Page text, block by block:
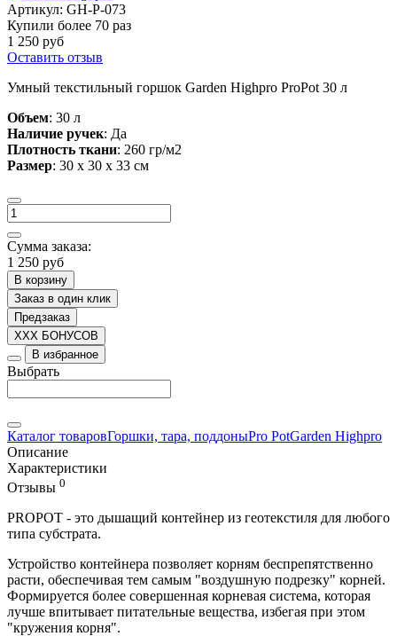
Артикул: GH-P-073
Купили более 70 раз
1 250 руб
Оставить отзыв
Умный текстильный горшок Garden Highpro ProPot 30 л
Объем: 30 л
Наличие ручек: Да
Плотность ткани: 260 гр/м2
Размер: 30 x 30 x 33 см
Сумма заказа:
1 250 руб
В корзину
Заказ в один клик
Предзаказ
XXX БОНУСОВ
В избранное
Выбрать
Каталог товаровГоршки, тара, поддоныPro PotGarden Highpro
Описание
Характеристики
Отзывы 0
PROPOT - это дышащий контейнер из геотекстиля для любого
типа субстрата.
Устройство контейнера позволяет корням беспрепятственно
расти, обеспечивая тем самым "воздушную подрезку" корней.
Формируется более совершенная корневая система, которая
лучше впитывает питательные вещества, избегая при этом
"кружения корня".